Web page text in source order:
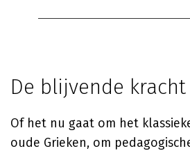
De blijvende
Of het nu gaat om het
oude Grieken, om